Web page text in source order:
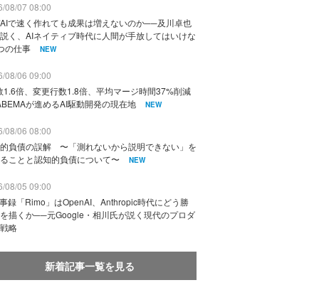
08/07 08:00
で速く作れても成果は増えないのか──及川卓也
く、AIネイティブ時代に人間が手放してはいけな
の仕事
NEW
08/06 09:00
1.6倍、変更行数1.8倍、平均マージ時間37%削減
が進めるAI駆動開発の現在地
NEW
08/06 08:00
負債の誤解 〜「測れないから説明できない」を
ことと認知的負債について〜
NEW
08/05 09:00
録「Rimo」はOpenAI、Anthropic時代にどう勝
描くか──元Google・相川氏が説く現代のプロダ
略
新着記事一覧を見る